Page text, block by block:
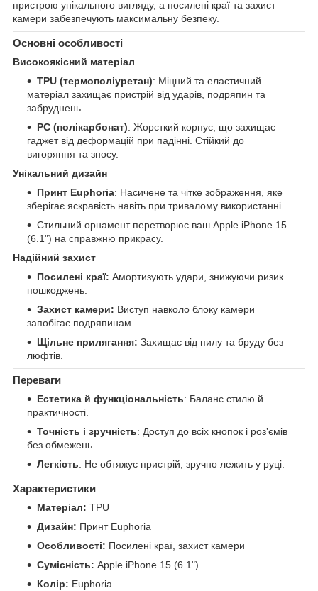
пристрою унікального вигляду, а посилені краї та захист
камери забезпечують максимальну безпеку.
Основні особливості
Високоякісний матеріал
TPU (термополіуретан): Міцний та еластичний
матеріал захищає пристрій від ударів, подряпин та
забруднень.
PC (полікарбонат): Жорсткий корпус, що захищає
гаджет від деформацій при падінні. Стійкий до
вигоряння та зносу.
Унікальний дизайн
Принт Euphoria: Насичене та чітке зображення, яке
зберігає яскравість навіть при тривалому використанні.
Стильний орнамент перетворює ваш Apple iPhone 15
(6.1") на справжню прикрасу.
Надійний захист
Посилені краї: Амортизують удари, знижуючи ризик
пошкоджень.
Захист камери: Виступ навколо блоку камери
запобігає подряпинам.
Щільне прилягання: Захищає від пилу та бруду без
люфтів.
Переваги
Естетика й функціональність: Баланс стилю й
практичності.
Точність і зручність: Доступ до всіх кнопок і розʼємів
без обмежень.
Легкість: Не обтяжує пристрій, зручно лежить у руці.
Характеристики
Матеріал: TPU
Дизайн: Принт Euphoria
Особливості: Посилені краї, захист камери
Сумісність: Apple iPhone 15 (6.1")
Колір: Euphoria